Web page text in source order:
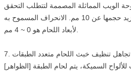
الويب المماثلة المصممة لتتطلب التحقق
من الكلال 0.5 طن ويجب ألا يزيد حجمها عن 10 مم. الانحراف المسموح به
7. تجاهل تنظيف خبث اللحام متعدد الطبقات
[الظواهر] عند اللحام متعدد الطبقات للألواح السميكة، يتم لحام الطبقة